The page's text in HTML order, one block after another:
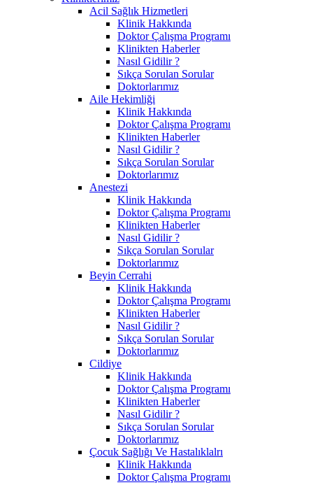
Acil Sağlık Hizmetleri
Klinik Hakkında
Doktor Çalışma Programı
Klinikten Haberler
Nasıl Gidilir ?
Sıkça Sorulan Sorular
Doktorlarımız
Aile Hekimliği
Klinik Hakkında
Doktor Çalışma Programı
Klinikten Haberler
Nasıl Gidilir ?
Sıkça Sorulan Sorular
Doktorlarımız
Anestezi
Klinik Hakkında
Doktor Çalışma Programı
Klinikten Haberler
Nasıl Gidilir ?
Sıkça Sorulan Sorular
Doktorlarımız
Beyin Cerrahi
Klinik Hakkında
Doktor Çalışma Programı
Klinikten Haberler
Nasıl Gidilir ?
Sıkça Sorulan Sorular
Doktorlarımız
Cildiye
Klinik Hakkında
Doktor Çalışma Programı
Klinikten Haberler
Nasıl Gidilir ?
Sıkça Sorulan Sorular
Doktorlarımız
Çocuk Sağlığı Ve Hastalıklalrı
Klinik Hakkında
Doktor Çalışma Programı